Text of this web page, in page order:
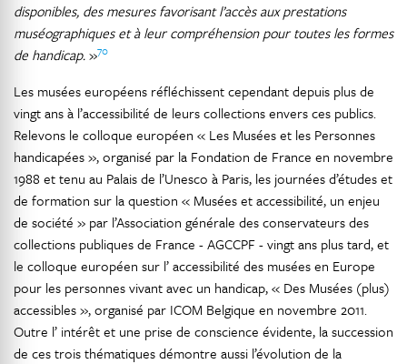
disponibles, des mesures favorisant l’accès aux prestations
muséographiques et à leur compréhension pour toutes les formes
de handicap.»70
Les musées européens réfléchissent cependant depuis plus de
vingt ans à l’accessibilité de leurs collections envers ces publics.
Relevons le colloque européen « Les Musées et les Personnes
handicapées », organisé par la Fondation de France en novembre
1988 et tenu au Palais de l’Unesco à Paris, les journées d’études et
de formation sur la question « Musées et accessibilité, un enjeu
de société » par l’Association générale des conservateurs des
collections publiques de France - AGCCPF - vingt ans plus tard, et
le colloque européen sur l’ accessibilité des musées en Europe
pour les personnes vivant avec un handicap, « Des Musées (plus)
accessibles », organisé par ICOM Belgique en novembre 2011.
Outre l’ intérêt et une prise de conscience évidente, la succession
de ces trois thématiques démontre aussi l’évolution de la